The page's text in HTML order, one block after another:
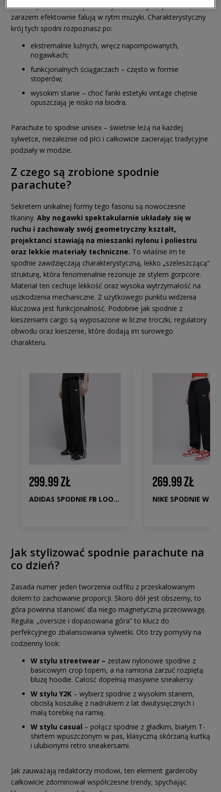
ruchów podczas skomplikowanych ewolucji na parkiecie, a
zarazem efektownie falują w rytm muzyki. Charakterystyczny
krój tych spodni rozpoznasz po:
ekstremalnie luźnych, wręcz napompowanych,
nogawkach;
funkcjonalnych ściągaczach – często w formie
stoperów;
wysokim stanie – choć fanki estetyki vintage chętnie
opuszczają je nisko na biodra.
Parachute to spodnie unisex – świetnie leżą na każdej
sylwetce, niezależnie od płci i całkowicie zacierając tradycyjne
podziały w modzie.
Z czego są zrobione spodnie
parachute?
Sekretem unikalnej formy tego fasonu są nowoczesne
tkaniny. Aby nogawki spektakularnie układały się w
ruchu i zachowały swój geometryczny kształt,
projektanci stawiają na mieszanki nylonu i poliestru
oraz lekkie materiały techniczne. To właśnie im te
spodnie zawdzięczają charakterystyczną, lekko „szeleszczącą”
strukturę, która fenomenalnie rezonuje ze stylem gorpcore.
Materiał ten cechuje lekkość oraz wysoka wytrzymałość na
uszkodzenia mechaniczne. Z użytkowego punktu widzenia
kluczowa jest funkcjonalność. Podobnie jak spodnie z
kieszeniami cargo są wyposażone w liczne troczki, regulatory
obwodu oraz kieszenie, które dodają im surowego
charakteru.
299.99 ZŁ
ADIDAS SPODNIE FB LOOSE TP
269.99 ZŁ
Jak stylizować spodnie parachute na
co dzień?
Zasada numer jeden tworzenia outfitu z przeskalowanym
dołem to zachowanie proporcji. Skoro dół jest obszerny, to
góra powinna stanowić dla niego magnetyczną przeciwwagę.
Reguła: „oversize i dopasowana góra” to klucz do
perfekcyjnego zbalansowania sylwetki. Oto trzy pomysły na
codzienny look:
W stylu streetwear – zestaw nylonowe spodnie z
basicowym crop topem, a na ramiona zarzuć rozpiętą
bluzę hoodie. Całość dopełnią masywne sneakersy.
W stylu Y2K – wybierz spodnie z wysokim stanem,
obcisłą koszulkę z nadrukiem z lat dwutysięcznych i
małą torebkę na ramię.
W stylu casual – połącz spodnie z gładkim, białym T-
shirtem wpuszczonym w pas, klasyczną skórzaną kurtką
i ulubionymi retro sneakersami.
Jak zauważają redaktorzy modowi, ten element garderoby
całkowicie zdominował współczesne trendy, spychając